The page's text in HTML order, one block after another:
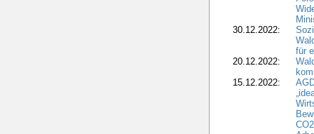
30.12.2022:
für
20.12.2022:
15.12.2022: